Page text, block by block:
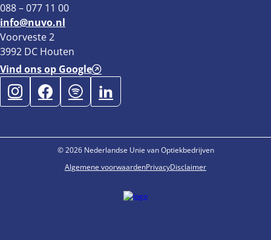
088 – 077 11 00
info@nuvo.nl
Voorveste 2
3992 DC Houten
Vind ons op Google
© 2026 Nederlandse Unie van Optiekbedrijven
Algemene voorwaardenPrivacyDisclaimer